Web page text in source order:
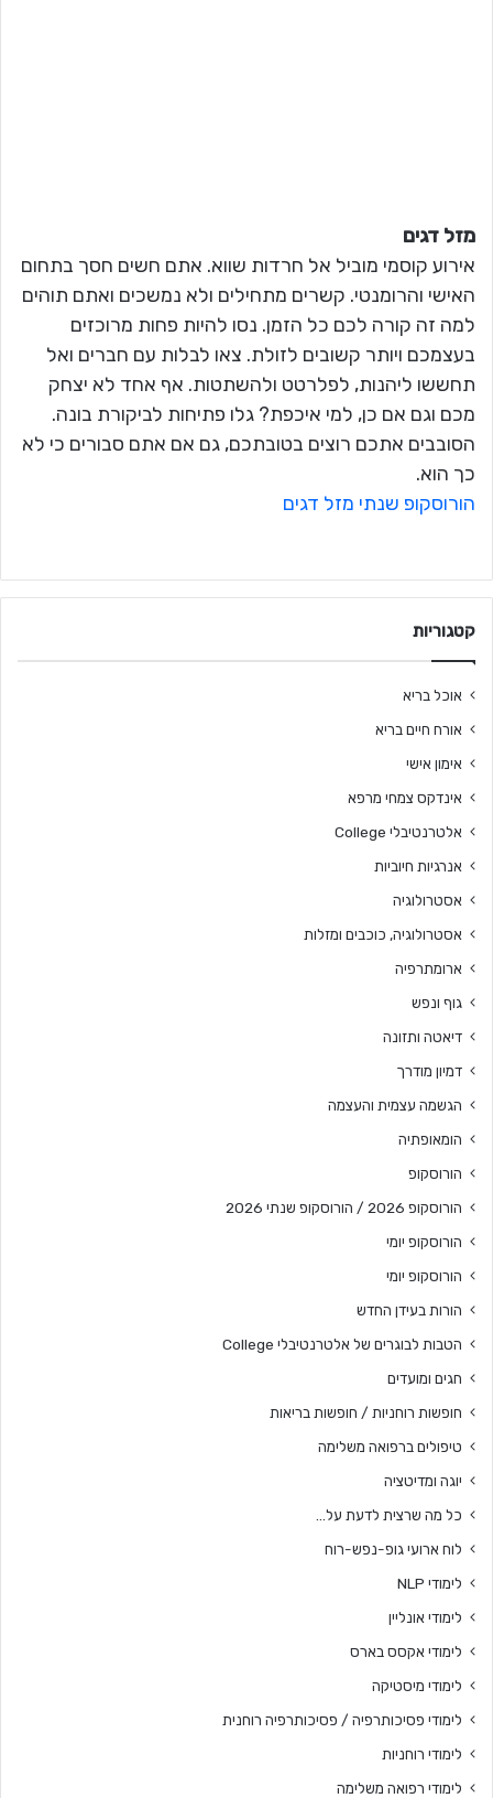
מזל דגים
אירוע קוסמי מוביל אל חרדות שווא. אתם חשים חסך בתחום
האישי והרומנטי. קשרים מתחילים ולא נמשכים ואתם תוהים
למה זה קורה לכם כל הזמן. נסו להיות פחות מרוכזים
בעצמכם ויותר קשובים לזולת. צאו לבלות עם חברים ואל
תחששו ליהנות, לפלרטט ולהשתטות. אף אחד לא יצחק
מכם וגם אם כן, למי איכפת? גלו פתיחות לביקורת בונה.
הסובבים אתכם רוצים בטובתכם, גם אם אתם סבורים כי לא
כך הוא.
הורוסקופ שנתי מזל דגים
קטגוריות
אוכל בריא
אורח חיים בריא
אימון אישי
אינדקס צמחי מרפא
אלטרנטיבלי College
אנרגיות חיוביות
אסטרולוגיה
אסטרולוגיה, כוכבים ומזלות
ארומתרפיה
גוף ונפש
דיאטה ותזונה
דמיון מודרך
הגשמה עצמית והעצמה
הומאופתיה
הורוסקופ
הורוסקופ 2026 / הורוסקופ שנתי 2026
הורוסקופ יומי
הורוסקופ יומי
הורות בעידן החדש
הטבות לבוגרים של אלטרנטיבלי College
חגים ומועדים
חופשות רוחניות / חופשות בריאות
טיפולים ברפואה משלימה
יוגה ומדיטציה
כל מה שרצית לדעת על…
לוח ארועי גופ-נפש-רוח
לימודי NLP
לימודי אונליין
לימודי אקסס בארס
לימודי מיסטיקה
לימודי פסיכותרפיה / פסיכותרפיה רוחנית
לימודי רוחניות
לימודי רפואה משלימה